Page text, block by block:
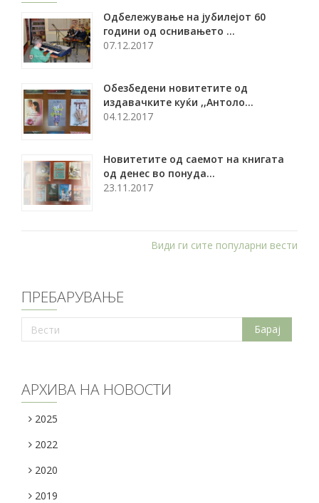
Oдбележување на јубилејот 60
години од оснивањето ...
07.12.2017
Обезбедени новитетите од
издавачките куќи ,,Антоло...
04.12.2017
Новитетите од саемот на книгата
од денес во понуда...
23.11.2017
Види ги сите популарни вести
ПРЕБАРУВАЊЕ
АРХИВА НА НОВОСТИ
2025
2022
2020
2019